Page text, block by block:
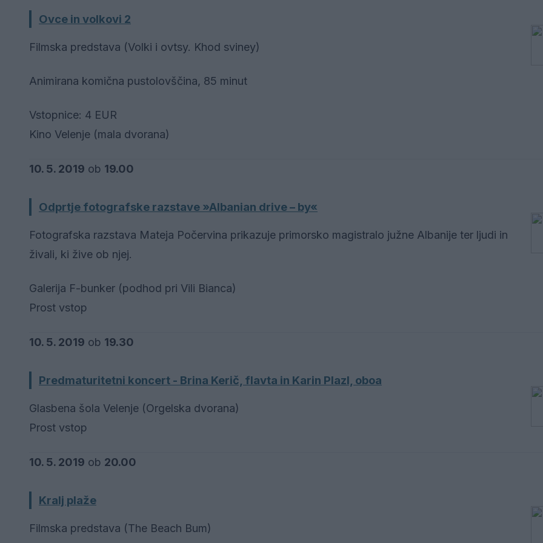
Ovce in volkovi 2
Filmska predstava (Volki i ovtsy. Khod sviney)
Animirana komična pustolovščina, 85 minut
Vstopnice: 4 EUR
Kino Velenje (mala dvorana)
10. 5. 2019 ob 19.00
Odprtje fotografske razstave »Albanian drive – by«
Fotografska razstava Mateja Počervina prikazuje primorsko magistralo južne Albanije ter ljudi in
živali, ki žive ob njej.
Galerija F-bunker (podhod pri Vili Bianca)
Prost vstop
10. 5. 2019 ob 19.30
Predmaturitetni koncert - Brina Kerič, flavta in Karin Plazl, oboa
Glasbena šola Velenje (Orgelska dvorana)
Prost vstop
10. 5. 2019 ob 20.00
Kralj plaže
Filmska predstava (The Beach Bum)